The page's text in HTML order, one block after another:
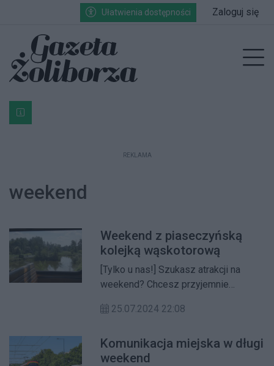
Przejdź do głównych treści
Przejdź do wyszukiwarki
Przejdź do głównego menuUłatwienia dostępności Zaloguj się
Bardzo ważna informacja dla podatników posiadających
REKLAMA
weekend
Weekend z piaseczyńską
kolejką wąskotorową
[Tylko u nas!] Szukasz atrakcji na
weekend? Chcesz przyjemnie
Warszawy? Polecamy wybrać się na
wąskotorową.
25.07.2024 22:08
Komunikacja miejska w długi
weekend